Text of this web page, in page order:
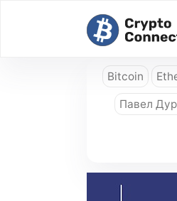
Bitcoin
Павел